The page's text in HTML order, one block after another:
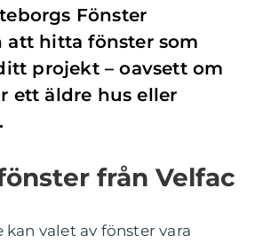
Fönster
att hitta fönster som
projekt – oavsett om
ett äldre hus eller
från Velfac
kan valet av fönster vara